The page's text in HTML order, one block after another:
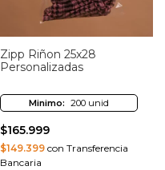
Zipp Riñon 25x28
Personalizadas
Minimo: 200 unid
$165.999
$149.399con Transferencia
Bancaria